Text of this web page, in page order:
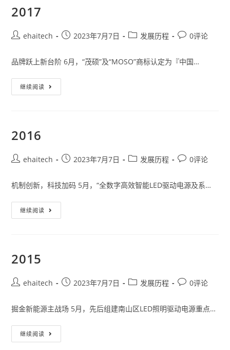
2017
ehaitech 2023年7月7日 发展历程 0评论
品牌跃上新台阶 6月，“茂硕”及“MOSO”商标认定为『中国…
继续阅读
2016
ehaitech 2023年7月7日 发展历程 0评论
机制创新，科技加码 5月，“全数字高效智能LED驱动电源及系…
继续阅读
2015
ehaitech 2023年7月7日 发展历程 0评论
掘金新能源主战场 5月，先后组建南山区LED照明驱动电源重点…
继续阅读